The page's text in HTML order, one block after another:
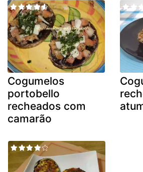
Cogumelos
portobello
recheados com
camarão